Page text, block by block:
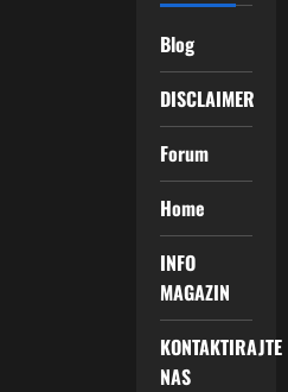
Blog
DISCLAIMER
Forum
Home
INFO
MAGAZIN
KONTAKTIRAJTE
NAS